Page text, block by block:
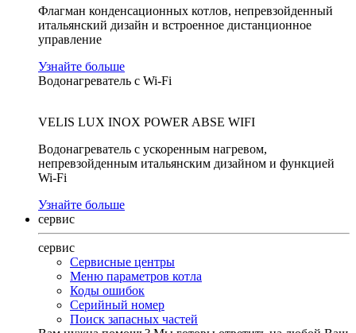
Флагман конденсационных котлов, непревзойденный
итальянский дизайн и встроенное дистанционное
управление
Узнайте больше
Водонагреватель с Wi-Fi
VELIS LUX INOX POWER ABSE WIFI
Водонагреватель с ускоренным нагревом,
непревзойденным итальянским дизайном и функцией
Wi-Fi
Узнайте больше
сервис
сервис
Сервисные центры
Меню параметров котла
Коды ошибок
Серийный номер
Поиск запасных частей